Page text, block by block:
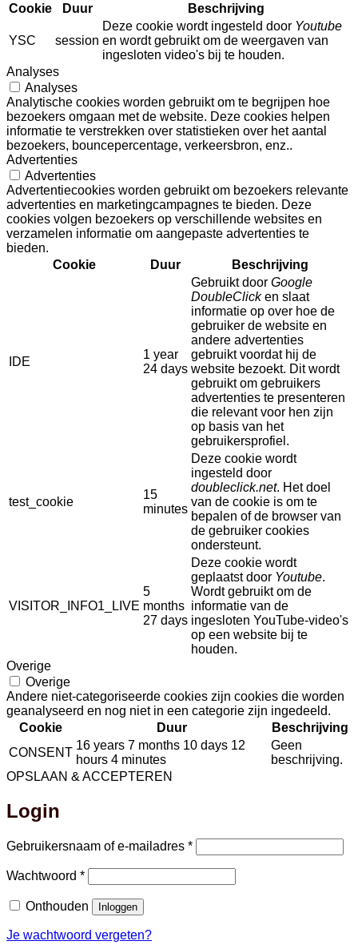
Cookie
Duur Beschrijving
YSC session
Deze cookie wordt ingesteld door Youtube
en wordt gebruikt om de weergaven van
ingesloten video's bij te houden.
Analyses
Analyses
Analytische cookies worden gebruikt om te begrijpen hoe
bezoekers omgaan met de website. Deze cookies helpen
informatie te verstrekken over statistieken over het aantal
bezoekers, bouncepercentage, verkeersbron, enz..
Advertenties
Advertenties
Advertentiecookies worden gebruikt om bezoekers relevante
advertenties en marketingcampagnes te bieden. Deze
cookies volgen bezoekers op verschillende websites en
verzamelen informatie om aangepaste advertenties te
bieden.
Cookie
Duur Beschrijving
IDE
1 year
24 days
Gebruikt door Google
DoubleClicken slaat
informatie op over hoe de
gebruiker de website en
andere advertenties
gebruikt voordat hij de
website bezoekt. Dit wordt
gebruikt om gebruikers
advertenties te presenteren
die relevant voor hen zijn
op basis van het
gebruikersprofiel.
test_cookie
15
minutes
Deze cookie wordt
ingesteld door
doubleclick.net. Het doel
van de cookie is om te
bepalen of de browser van
de gebruiker cookies
ondersteunt.
VISITOR_INFO1_LIVE
5
months
27 days
Deze cookie wordt
geplaatst door Youtube.
Wordt gebruikt om de
informatie van de
ingesloten YouTube-video's
op een website bij te
houden.
Overige
Overige
Andere niet-categoriseerde cookies zijn cookies die worden
geanalyseerd en nog niet in een categorie zijn ingedeeld.
Cookie
Duur
Beschrijving
CONSENT
16 years 7 months 10 days 12
hours 4 minutes
Geen
beschrijving.
OPSLAAN & ACCEPTEREN
Login
Gebruikersnaam of e-mailadres *Vereist
Wachtwoord *Vereist
Onthouden Inloggen
Je wachtwoord vergeten?